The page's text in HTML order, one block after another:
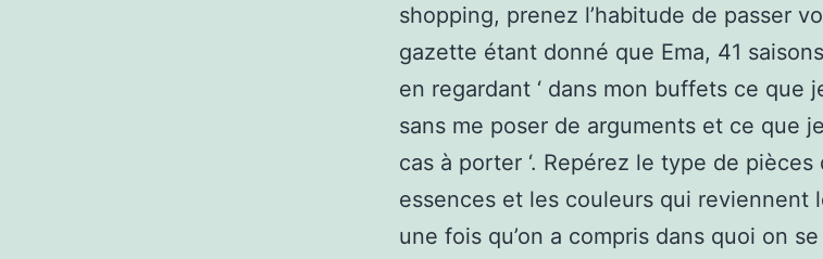
shopping, prenez l’habitude de passer
gazette étant donné que Ema, 41
en regardant ‘ dans mon buffets ce que
sans me poser de arguments et ce que
cas à porter ‘. Repérez le type de
essences et les couleurs qui reviennent
une fois qu’on a compris dans quoi on